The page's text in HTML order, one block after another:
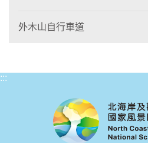
外木山自行車道
:::